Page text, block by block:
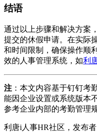
结语
通过以上步骤和解决方案
提交的休假申请。在实际
和时间限制，确保操作顺
效的人事管理系统，如利
注 ：本文内容基于钉钉考
能因企业设置或系统版本
参考企业内部的考勤管理规
利唐i人事HR社区，发布